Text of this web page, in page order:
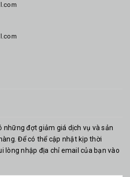
những đợt giảm giá dịch vụ và sản
Để có thể cập nhật kịp thời
lòng nhập địa chỉ email của bạn vào